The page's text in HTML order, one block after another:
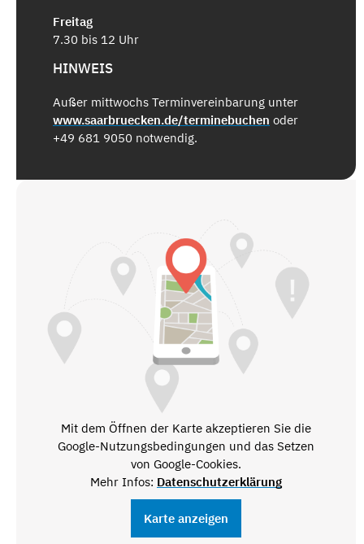
Freitag
7.30 bis 12 Uhr
HINWEIS
Außer mittwochs Terminvereinbarung unter
www.saarbruecken.de/terminebuchen oder
+49 681 9050 notwendig.
Mit dem Öffnen der Karte akzeptieren Sie die
Google-Nutzungsbedingungen und das Setzen
von Google-Cookies.
Mehr Infos: Datenschutzerklärung
Karte anzeigen